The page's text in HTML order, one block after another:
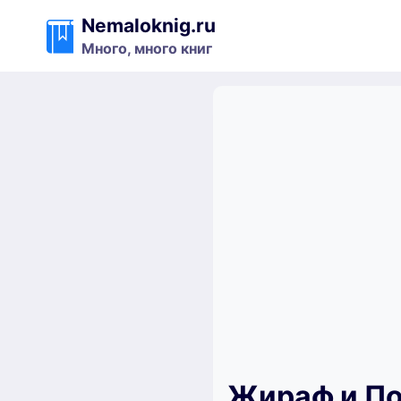
содержимому
Nemaloknig.ru
Много, много книг